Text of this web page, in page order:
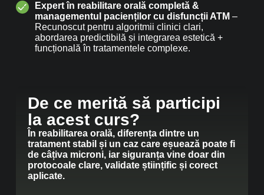
Expert în reabilitare orală completă &
managementul pacienților cu disfuncții ATM –
Recunoscut pentru algoritmii clinici clari,
abordarea predictibilă și integrarea estetică +
funcțională în tratamentele complexe.
De ce merită să participi
la acest curs?
În reabilitarea orală, diferența dintre un
tratament stabil și un caz care eșuează poate fi
de câțiva microni, iar siguranța vine doar din
protocoale clare, validate științific și corect
aplicate.